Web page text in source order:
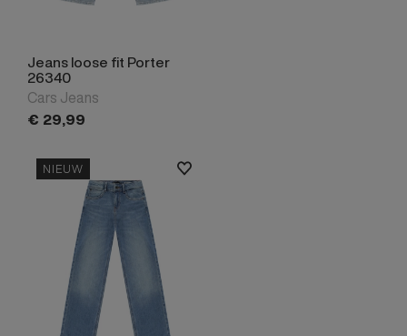
Jeans loose fit Porter
26340
Cars Jeans
€ 29,99
NIEUW